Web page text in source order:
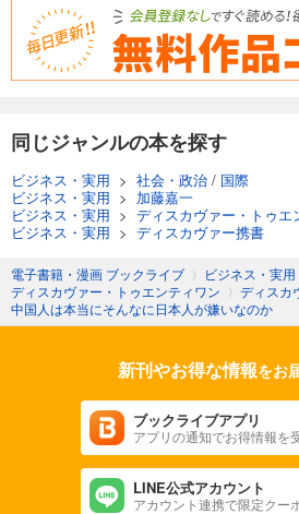
同じジャンルの本を探す
ビジネス・実用 > 社会・政治 / 国際
ビジネス・実用 > 加藤嘉一
ビジネス・実用 > ディスカヴァー・トゥエ
ビジネス・実用 > ディスカヴァー携書
電子書籍・漫画 ブックライブ 〉 ビジネス・実用
ディスカヴァー・トゥエンティワン 〉 ディスカ
中国人は本当にそんなに日本人が嫌いなのか
新刊やお得な情報をお
ブックライブアプリ
アプリの通知でお得情報を
LINE公式アカウント
アカウント連携で限定クー